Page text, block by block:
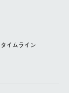
イムライン